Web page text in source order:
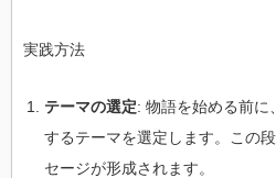
実践方法
テーマの選定: 物語を始める前に
するテーマを選定します。この
セージが形成されます。